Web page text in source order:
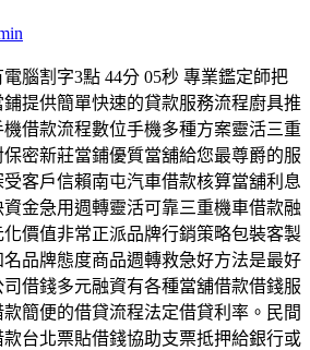
腦割字3點 44分 05秒 專業鑑定師把
提供簡單快速的貸款服務流程廚具推
借款流程數位手機多種方案靈活三重
密新莊當鋪優質當舖給您最尊爵的服
客戶信賴南屯汽車借款核算當舖利息
金急用週轉靈活可靠三重機車借款融
價值非常正派品牌行銷策略包裝客製
品牌態度商品週轉救急好方法是最好
借錢多元融資有各種當舖借款借錢服
簡便的借貸流程法定借貸利率。民間
台北票貼借錢協助支票抵押給銀行或